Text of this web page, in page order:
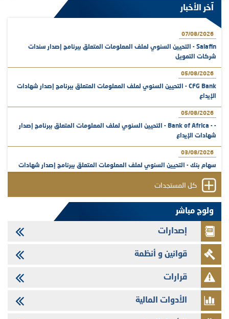
آخر الأخبار
07/08/2026
Salafin - التحيين السنوي لملف المعلومات المتعلق ببرنامج إصدار سندات
شركات التمويل
05/08/2026
CFG Bank - التحيين السنوي لملف المعلومات المتعلق ببرنامج إصدار شهادات
الإيداع
05/08/2026
- - Bank of Africa - التحيين السنوي لملف المعلومات المتعلق ببرنامج إصدار
شهادات الإيداع
03/08/2026
سهام بنك - التحيين السنوي لملف المعلومات المتعلق ببرنامج إصدار شهادات
31/07/2026
VEOLIA ENVIRONNEMENT - تؤشر الهيئة المغربية لسوق الرساميل على
المنشور النهائي المتعلق بالزيادة في الرأسمال المخصصة لأجراء المجموعة
29/07/2026
وفابايل - التحيين السنوي لملف المعلومات المتعلق ببرنامج إصدار سندات
شركات التمويل
29/07/2026
تهنئة بمناسبة عيد العرش المجيد
29/07/2026
تنشر الهيئة المغربية لسوق الرساميل العدد الرابع عشر من مجلة سوق الرساميل
كل المستجدات
ولوج مباشر
إصدارات
قوانين و أنظمة
قرارات
الأدوات المالية